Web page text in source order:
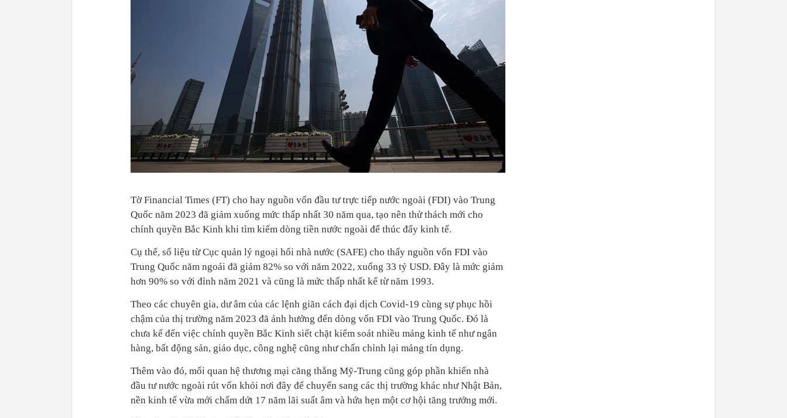
Tờ Financial Times (FT) cho hay nguồn vốn đầu tư trực tiếp nước ngoài (FDI) vào Trung
Quốc năm 2023 đã giảm xuống mức thấp nhất 30 năm qua, tạo nên thử thách mới cho
chính quyền Bắc Kinh khi tìm kiếm dòng tiền nước ngoài để thúc đẩy kinh tế.
Cụ thể, số liệu từ Cục quản lý ngoại hối nhà nước (SAFE) cho thấy nguồn vốn FDI vào
Trung Quốc năm ngoái đã giảm 82% so với năm 2022, xuống 33 tỷ USD. Đây là mức giảm
hơn 90% so với đỉnh năm 2021 và cũng là mức thấp nhất kể từ năm 1993.
Theo các chuyên gia, dư âm của các lệnh giãn cách đại dịch Covid-19 cùng sự phục hồi
chậm của thị trường năm 2023 đã ảnh hưởng đến dòng vốn FDI vào Trung Quốc. Đó là
chưa kể đến việc chính quyền Bắc Kinh siết chặt kiểm soát nhiều mảng kinh tế như ngân
hàng, bất động sản, giáo dục, công nghệ cũng như chấn chỉnh lại mảng tín dụng.
Thêm vào đó, mối quan hệ thương mại căng thẳng Mỹ-Trung cũng góp phần khiến nhà
đầu tư nước ngoài rút vốn khỏi nơi đây để chuyển sang các thị trường khác như Nhật Bản,
nền kinh tế vừa mới chấm dứt 17 năm lãi suất âm và hứa hẹn một cơ hội tăng trưởng mới.